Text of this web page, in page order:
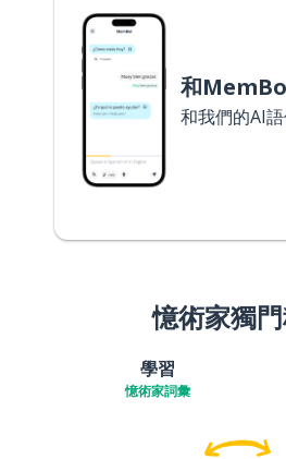
和
和我們的AI
憶術家獨
學習
憶術家詞彙